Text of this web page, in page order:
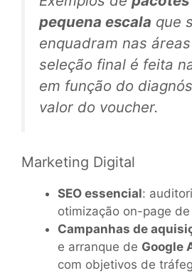
pequena escala que
enquadram nas
seleção final é feita
em função do
valor do voucher.
Marketing Digital
SEO essencial:
otimização on-page
Campanhas de
e arranque de Google
com objetivos de